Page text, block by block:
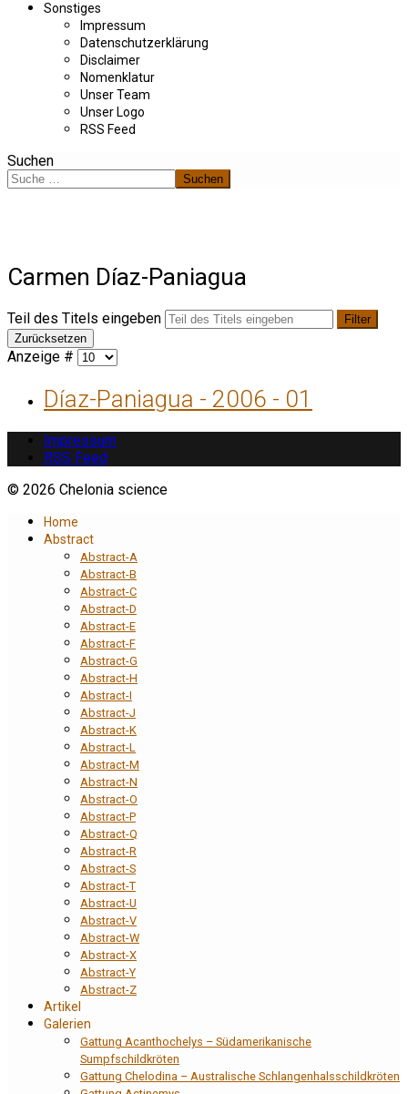
Sonstiges
Impressum
Datenschutzerklärung
Disclaimer
Nomenklatur
Unser Team
Unser Logo
RSS Feed
Suchen
Suchen
Carmen Díaz-Paniagua
Teil des Titels eingeben
Filter
Zurücksetzen
Anzeige #
Díaz-Paniagua - 2006 - 01
Impressum
RSS Feed
© 2026 Chelonia science
Home
Abstract
Abstract-A
Abstract-B
Abstract-C
Abstract-D
Abstract-E
Abstract-F
Abstract-G
Abstract-H
Abstract-I
Abstract-J
Abstract-K
Abstract-L
Abstract-M
Abstract-N
Abstract-O
Abstract-P
Abstract-Q
Abstract-R
Abstract-S
Abstract-T
Abstract-U
Abstract-V
Abstract-W
Abstract-X
Abstract-Y
Abstract-Z
Artikel
Galerien
Gattung Acanthochelys – Südamerikanische
Sumpfschildkröten
Gattung Chelodina – Australische Schlangenhalsschildkröten